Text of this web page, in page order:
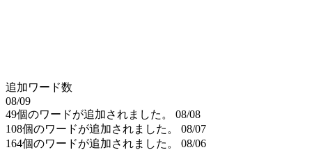
追加ワード数
08/09
49個のワードが追加されました。
08/08
108個のワードが追加されました。
08/07
164個のワードが追加されました。
08/06